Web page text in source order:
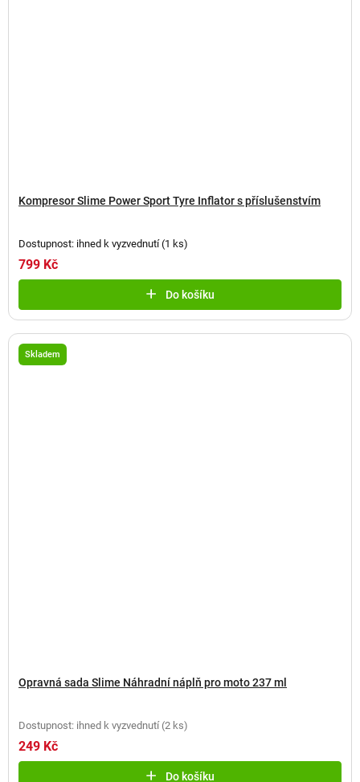
Kompresor Slime Power Sport Tyre Inflator s příslušenstvím
Dostupnost: ihned k vyzvednutí(1 ks)
799 Kč
Do košíku
Skladem
Opravná sada Slime Náhradní náplň pro moto 237 ml
Dostupnost: ihned k vyzvednutí (2 ks)
249 Kč
Do košíku